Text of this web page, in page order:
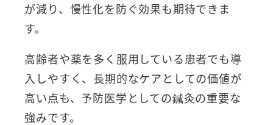
が減り、慢性化を防ぐ効果も期待できま
す。
高齢者や薬を多く服用している患者でも導
入しやすく、長期的なケアとしての価値が
高い点も、予防医学としての鍼灸の重要な
強みです。